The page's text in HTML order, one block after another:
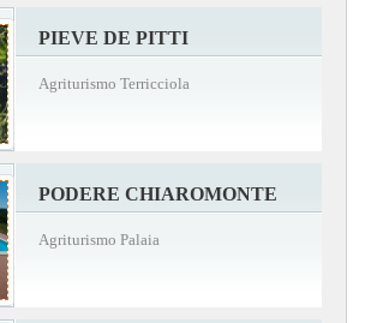
PIEVE DE PITTI
Agriturismo Terricciola
PODERE CHIAROMONTE
Agriturismo Palaia